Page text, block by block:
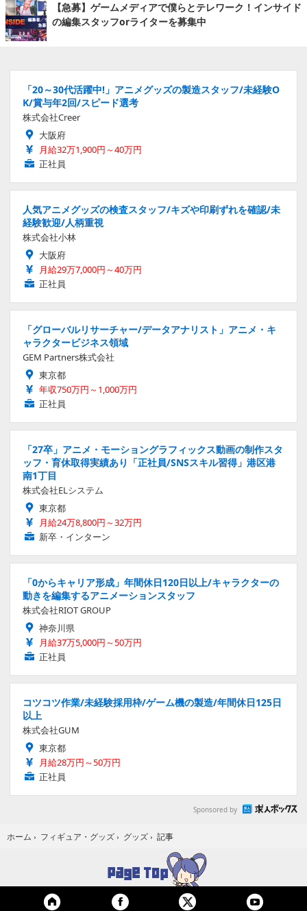
【急募】ゲームメディアで僕らとテレワーク！インサイド
の編集スタッフorライターを募集中
「20～30代活躍中!」アニメグッズの製造スタッフ/未経験O
K/賞与年2回/スピード選考
株式会社Creer
大阪府
月給32万1,900円～40万円
正社員
人気アニメグッズの検査スタッフ/キズや印刷ずれを確認/未
経験歓迎/人柄重視
株式会社小林
大阪府
月給29万7,000円～40万円
正社員
「グローバルリサーチャー/データアナリスト」アニメ・キ
ャラクタービジネス領域
GEM Partners株式会社
東京都
年収750万円～1,000万円
正社員
「27卒」アニメ・モーショングラフィックス動画の制作スタ
ッフ・育休取得実績あり「正社員/SNSスキル習得」港区港
南1丁目
株式会社ELシステム
東京都
月給24万8,800円～32万円
新卒・インターン
「0からキャリア形成」年間休日120日以上/キャラクターの
動きを編集するアニメーションスタッフ
株式会社RIOT GROUP
神奈川県
月給37万5,000円～50万円
正社員
コツコツ作業/未経験採用枠/ゲーム機の製造/年間休日125日
以上
株式会社GUM
東京都
月給28万円～50万円
正社員
Sponsored by
ホーム › フィギュア・グッズ › グッズ › 記事